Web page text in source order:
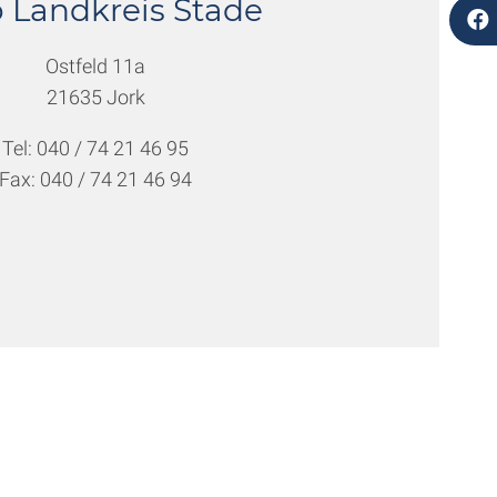
Landkreis Stade
Ostfeld 11a
21635 Jork
Tel: 040 / 74 21 46 95
Fax: 040 / 74 21 46 94